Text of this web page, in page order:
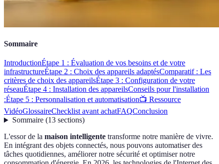
Sommaire
IntroductionÉtape 1 : Évaluation de vos besoins et de votre
infrastructureÉtape 2 : Choix des appareils adaptésComparatif : Les
critères de choix des appareilsÉtape 3 : Configuration de votre
réseauÉtape 4 : Installation des appareilsConseils pour l'installation
:Étape 5 : Personnalisation et automatisation📺 Ressource
VidéoGlossaireChecklist avant achatFAQConclusion
Sommaire(13 sections)
L'essor de la maison intelligente transforme notre manière de vivre.
En intégrant des objets connectés, nous pouvons automatiser des
tâches quotidiennes, améliorer notre sécurité et optimiser notre